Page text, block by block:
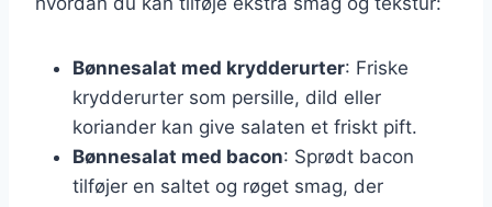
Bønnesalat med krydderurter: Friske
krydderurter som persille, dild eller
koriander kan give salaten et friskt pift.
Bønnesalat med bacon: Sprødt bacon
tilføjer en saltet og røget smag, der